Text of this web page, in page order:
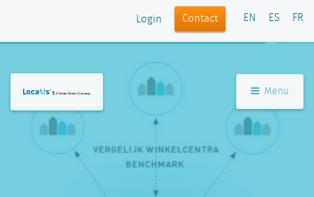
Login Contact EN ES FR
Menu